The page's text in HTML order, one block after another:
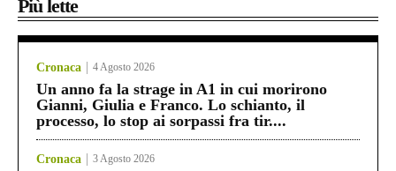
Più lette
Cronaca 4 Agosto 2026
Un anno fa la strage in A1 in cui morirono
Gianni, Giulia e Franco. Lo schianto, il
processo, lo stop ai sorpassi fra tir....
Cronaca 3 Agosto 2026